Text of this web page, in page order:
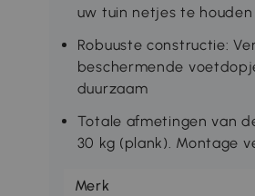
uw tuin netjes te houden
Robuuste constructie:
beschermende
duurzaam
Totale afmetingen van
30 kg (plank). Montage
Merk